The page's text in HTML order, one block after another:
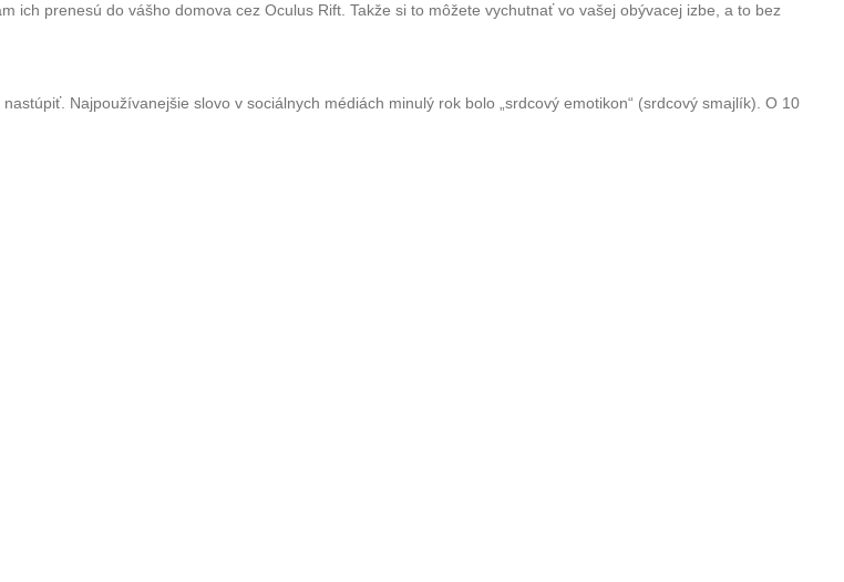
prenesú do vášho domova cez Oculus Rift. Takže si to môžete vychutnať vo vašej obývacej izbe, a to bez
Najpoužívanejšie slovo v sociálnych médiách minulý rok bolo „srdcový emotikon“ (srdcový smajlík). O 10